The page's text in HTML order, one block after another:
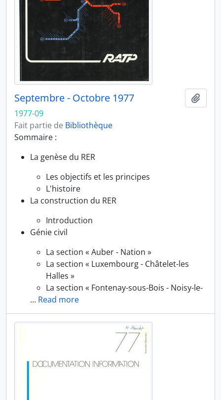
Septembre - Octobre 1977
1977-09
Fait partie de Bibliothèque
Sommaire :
La genèse du RER
Les objectifs et les principes
L'histoire
La construction du RER
Introduction
Génie civil
La section « Auber - Nation »
La section « Luxembourg - Châtelet-les
Halles »
La section « Fontenay-sous-Bois - Noisy-le-
… Read more